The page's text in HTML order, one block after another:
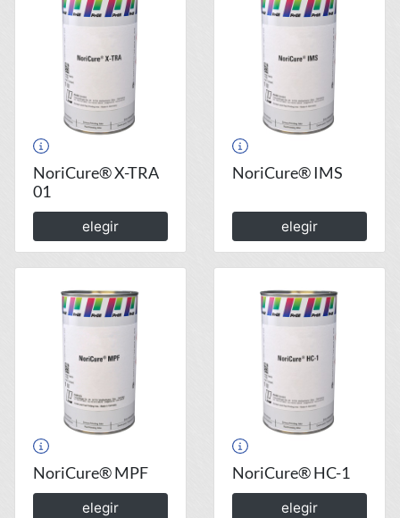
NoriCure® X-TRA
01
elegir
NoriCure® IMS
elegir
NoriCure® MPF
elegir
NoriCure® HC-1
elegir